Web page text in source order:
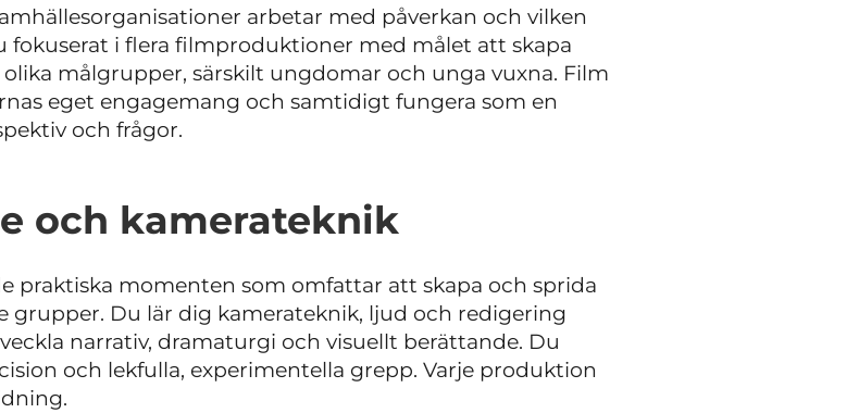
arbetar med påverkan och vilken
fokuserat i flera filmproduktioner med målet att skapa
målgrupper, särskilt ungdomar och unga vuxna. Film
eget engagemang och samtidigt fungera som en
och frågor.
och kamerateknik
praktiska momenten som omfattar att skapa och sprida
grupper. Du lär dig kamerateknik, ljud och redigering
narrativ, dramaturgi och visuellt berättande. Du
och lekfulla, experimentella grepp. Varje produktion